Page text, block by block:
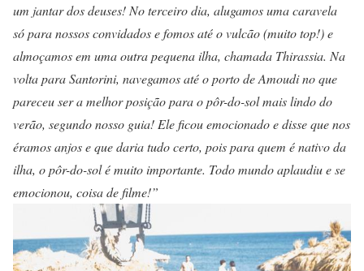
um jantar dos deuses! No terceiro dia, alugamos uma caravela
só para nossos convidados e fomos até o vulcão (muito top!) e
almoçamos em uma outra pequena ilha, chamada Thirassia. Na
volta para Santorini, navegamos até o porto de Amoudi no que
pareceu ser a melhor posição para o pôr-do-sol mais lindo do
verão, segundo nosso guia! Ele ficou emocionado e disse que nos
éramos anjos e que daria tudo certo, pois para quem é nativo da
ilha, o pôr-do-sol é muito importante. Todo mundo aplaudiu e se
emocionou, coisa de filme!”